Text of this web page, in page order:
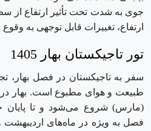
جوی به ‌شدت تحت تأثیر ارتفاع از
ارتفاع، تغییرات قابل توجهی به وقوع
تور تاجیکستان بهار 1405
سفر به تاجیکستان در فصل بهار،
طبیعت و هوای مطبوع است. بهار در
(مارس) شروع می‌شود و تا پایان
فصل به ‌ویژه در ماه‌های اردیبهشت و